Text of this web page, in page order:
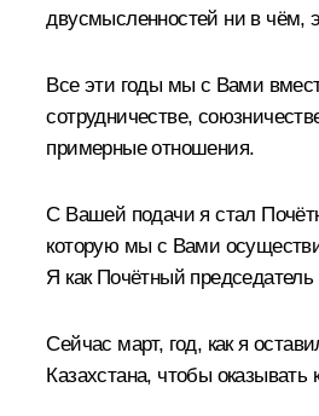
двусмысленностей ни в чём,
Все эти годы мы с Вами
сотрудничестве,
примерные отношения.
С Вашей подачи я стал
которую мы с Вами
Я как Почётный
Сейчас март, год, как я
Казахстана, чтобы